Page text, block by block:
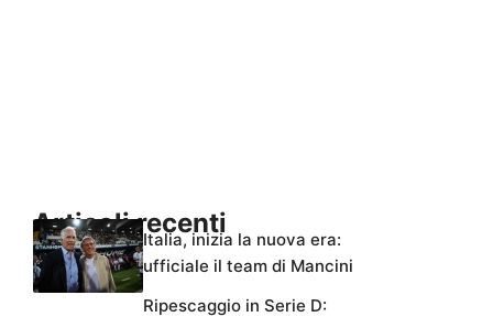
Articoli recenti
Italia, inizia la nuova era:
ufficiale il team di Mancini
Ripescaggio in Serie D: